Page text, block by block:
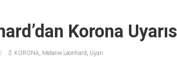
Korona
KORONA, Melanie Leonhard, Uyarı